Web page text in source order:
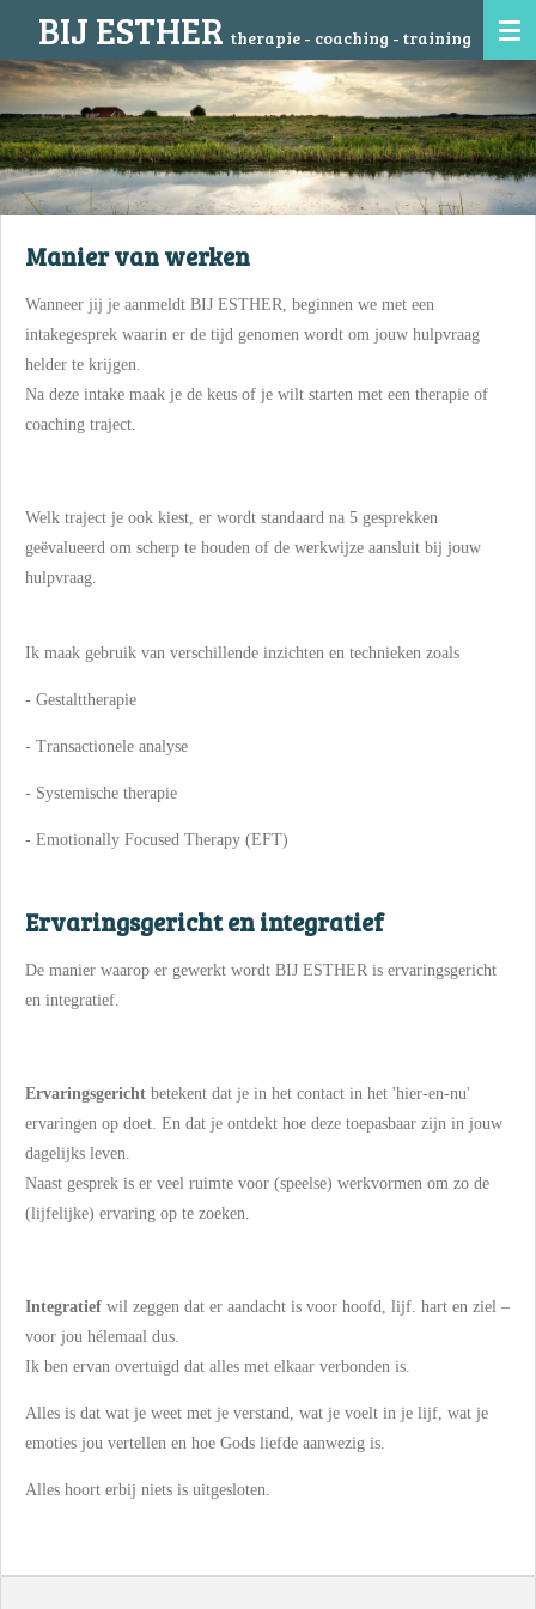
naar
de
hoofdinhoud
BIJ ESTHER therapie - coaching - training
Manier van werken
Wanneer jij je aanmeldt BIJ ESTHER, beginnen we met een
intakegesprek waarin er de tijd genomen wordt om jouw hulpvraag
helder te krijgen.
Na deze intake maak je de keus of je wilt starten met een therapie of
coaching traject.
Welk traject je ook kiest, er wordt standaard na 5 gesprekken
geëvalueerd om scherp te houden of de werkwijze aansluit bij jouw
hulpvraag.
Ik maak gebruik van verschillende inzichten en technieken zoals
- Gestalttherapie
- Transactionele analyse
- Systemische therapie
- Emotionally Focused Therapy (EFT)
Ervaringsgericht en integratief
De manier waarop er gewerkt wordt BIJ ESTHER is ervaringsgericht
en integratief.
Ervaringsgericht betekent dat je in het contact in het 'hier-en-nu'
ervaringen op doet. En dat je ontdekt hoe deze toepasbaar zijn in jouw
dagelijks leven.
Naast gesprek is er veel ruimte voor (speelse) werkvormen om zo de
(lijfelijke) ervaring op te zoeken.
Integratief wil zeggen dat er aandacht is voor hoofd, lijf. hart en ziel –
voor jou hélemaal dus.
Ik ben ervan overtuigd dat alles met elkaar verbonden is.
Alles is dat wat je weet met je verstand, wat je voelt in je lijf, wat je
emoties jou vertellen en hoe Gods liefde aanwezig is.
Alles hoort erbij niets is uitgesloten.